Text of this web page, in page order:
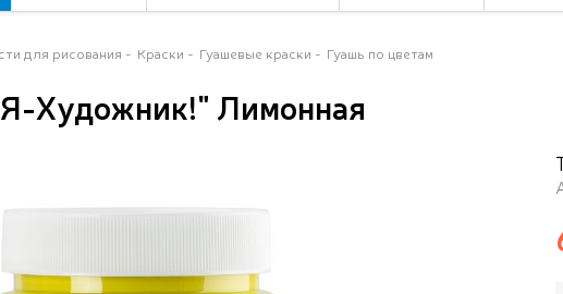
для рисования Краски Гуашевые краски Гуашь по цветам
Художник!" Лимонная